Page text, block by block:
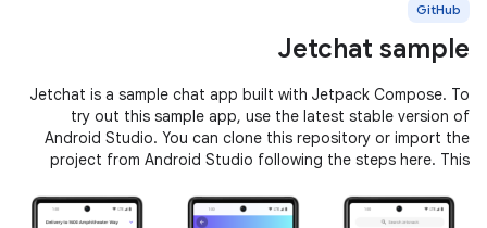
GitHub
Jetchat sample
Jetchat is a sample chat app built with Jetpack Compose. To
try out this sample app, use the latest stable version of
Android Studio. You can clone this repository or import the
project from Android Studio following the steps here. This